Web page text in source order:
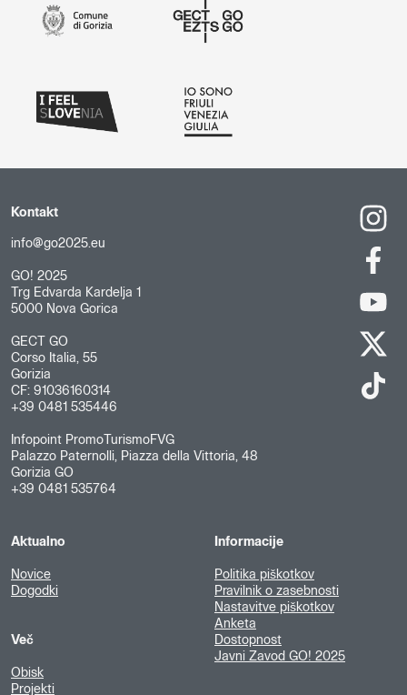
Kontakt
info@go2025.eu
GO! 2025
Trg Edvarda Kardelja 1
5000 Nova Gorica
GECT GO
Corso Italia, 55
Gorizia
CF: 91036160314
+39 0481 535446
Infopoint PromoTurismoFVG
Palazzo Paternolli, Piazza della Vittoria, 48
Gorizia GO
+39 0481 535764
Aktualno
Novice
Dogodki
Več
Obisk
Projekti
Informacije
Politika piškotkov
Pravilnik o zasebnosti
Nastavitve piškotkov
Anketa
Dostopnost
Javni Zavod GO! 2025